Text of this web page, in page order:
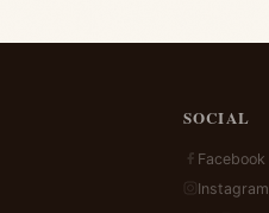
SOCIAL
Facebook
Instagram